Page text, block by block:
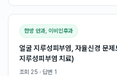
한방 안과, 이비인후과
얼굴 지루성피부염, 자율신경 문
지루성피부염 치료)
조회 25 · 답변 1